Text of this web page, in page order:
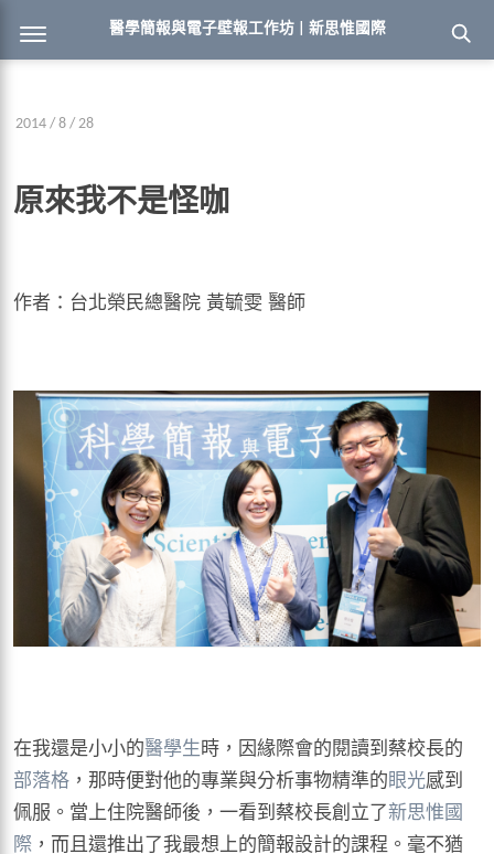
醫學簡報與電子壁報工作坊 | 新思惟國際
2014 / 8 / 28
原來我不是怪咖
作者：台北榮民總醫院 黃毓雯 醫師
在我還是小小的醫學生時，因緣際會的閱讀到蔡校長的
部落格 ，那時便對他的專業與分析事物精準的眼光感到
佩服。當上住院醫師後，一看到蔡校長創立了新思惟國
際 ，而且還推出了我最想上的簡報設計的課程。毫不猶